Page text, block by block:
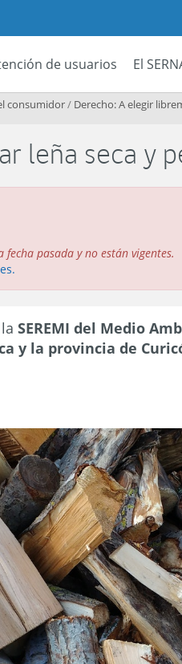
de usuarios El
consumidor/ Derecho: A elegir
leña seca y
pasada y no están vigentes.
laSEREMI del Medio
y la provincia de